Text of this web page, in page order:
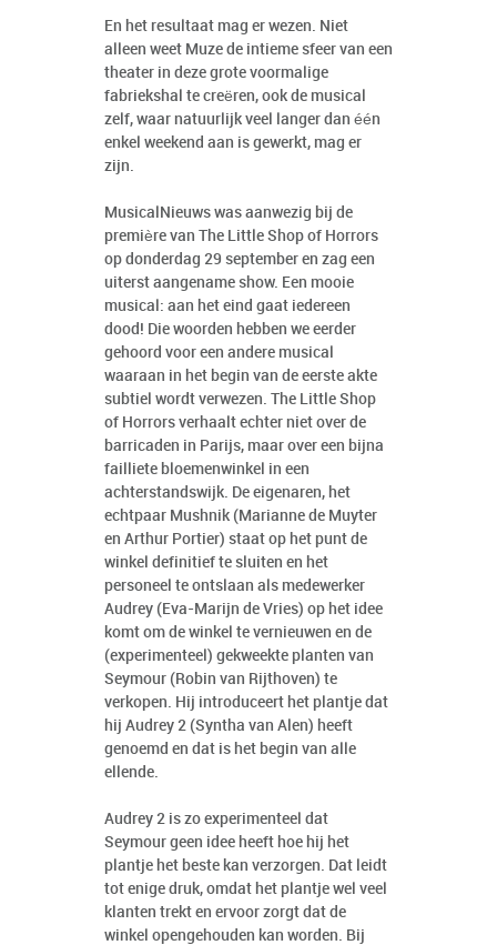
En het resultaat mag er wezen. Niet
alleen weet Muze de intieme sfeer van een
theater in deze grote voormalige
fabriekshal te creëren, ook de musical
zelf, waar natuurlijk veel langer dan één
enkel weekend aan is gewerkt, mag er
zijn.
MusicalNieuws was aanwezig bij de
première van The Little Shop of Horrors
op donderdag 29 september en zag een
uiterst aangename show. Een mooie
musical: aan het eind gaat iedereen
dood! Die woorden hebben we eerder
gehoord voor een andere musical
waaraan in het begin van de eerste akte
subtiel wordt verwezen. The Little Shop
of Horrors verhaalt echter niet over de
barricaden in Parijs, maar over een bijna
failliete bloemenwinkel in een
achterstandswijk. De eigenaren, het
echtpaar Mushnik (Marianne de Muyter
en Arthur Portier) staat op het punt de
winkel definitief te sluiten en het
personeel te ontslaan als medewerker
Audrey (Eva-Marijn de Vries) op het idee
komt om de winkel te vernieuwen en de
(experimenteel) gekweekte planten van
Seymour (Robin van Rijthoven) te
verkopen. Hij introduceert het plantje dat
hij Audrey 2 (Syntha van Alen) heeft
genoemd en dat is het begin van alle
ellende.
Audrey 2 is zo experimenteel dat
Seymour geen idee heeft hoe hij het
plantje het beste kan verzorgen. Dat leidt
tot enige druk, omdat het plantje wel veel
klanten trekt en ervoor zorgt dat de
winkel opengehouden kan worden. Bij